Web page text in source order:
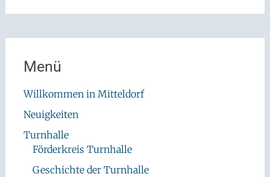
Menü
Willkommen in Mitteldorf
Neuigkeiten
Turnhalle
Förderkreis Turnhalle
Geschichte der Turnhalle